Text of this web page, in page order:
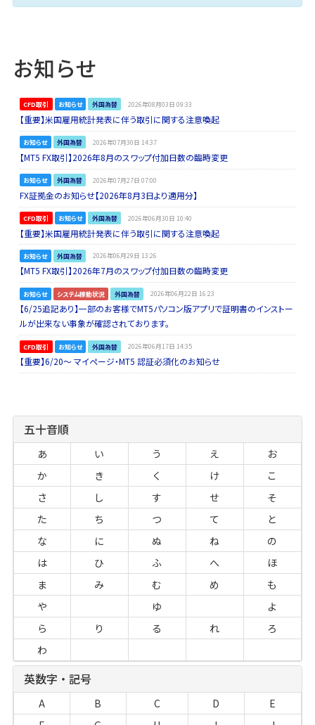
お知らせ
CFD取引 お知らせ 外国為替 2026年08月03日 09:33
【重要】米国雇用統計発表に伴う取引に関する注意喚起
お知らせ 外国為替 2026年07月30日 14:37
【MT5 FX取引】2026年8月のスワップ付加日数の臨時変更
お知らせ 外国為替 2026年07月27日 07:00
FX証拠金のお知らせ【2026年8月3日より適用分】
CFD取引 お知らせ 外国為替 2026年06月30日 10:40
【重要】米国雇用統計発表に伴う取引に関する注意喚起
お知らせ 外国為替 2026年06月29日 13:26
【MT5 FX取引】2026年7月のスワップ付加日数の臨時変更
お知らせ システム稼動状況 外国為替 2026年06月22日 16:23
【6/25追記あり】一部のお客様でMT5パソコン版アプリで証明書のインストー
ルが出来ない事象が確認されております。
CFD取引 お知らせ 外国為替 2026年06月17日 14:35
【重要】6/20～ マイページ・MT5 認証必須化のお知らせ
五十音順
あ い う え
お
か
き く け
こ
さ
し す せ
そ
た
ち つ て
と
な
に ぬ ね
の
は
ひ ふ へ
ほ
ま
み む め
も
や
ゆ
よ
ら
り る れ
ろ
わ
英数字・記号
A B C D
E